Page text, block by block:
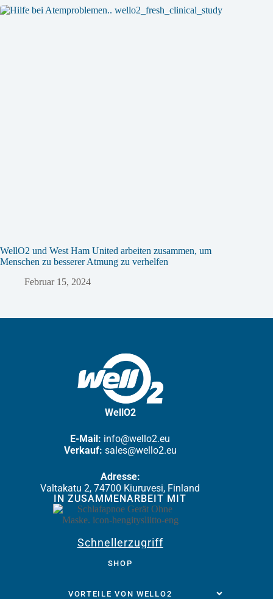
WellO2 und West Ham United arbeiten zusammen, um
Menschen zu besserer Atmung zu verhelfen
Februar 15, 2024
WellO2
E-Mail: info@wello2.eu
Verkauf: sales@wello2.eu
Adresse:
Valtakatu 2, 74700 Kiuruvesi, Finland
IN ZUSAMMENARBEIT MIT
Schnellerzugriff
SHOP
VORTEILE VON WELLO2